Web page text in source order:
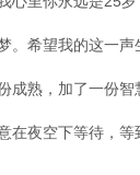
。希望我的这一
成熟，加了一份智
在夜空下等待，